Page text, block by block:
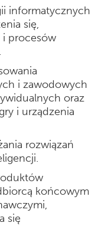
informatycznych
się,
i procesów
i zawodowych
oraz
i urządzenia
rozwiązań
końcowym
się